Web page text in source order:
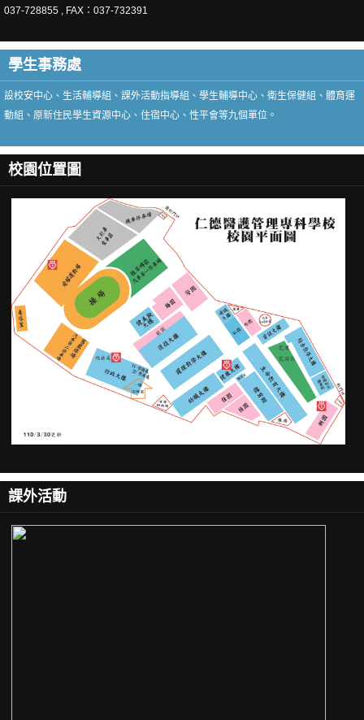
各類減免&獎學金
工讀生需求調查
體育運動組
衛生保健組
衛保組人員職掌
相關辦法
健康促進學校計畫
捐血活動
愛滋病防治專區
菸害防治專區
傳染病防治專區
處理流程
學生團體保險及校外實習生保險
表單下載
037-728855 , FAX：037-732391
學生事務處
設校安中心、生活輔導組、課外活動指導組、學生輔導中心、衛生保健組、體育運
動組、原新住民學生資源中心、住宿中心、性平會等九個單位。
校園位置圖
課外活動